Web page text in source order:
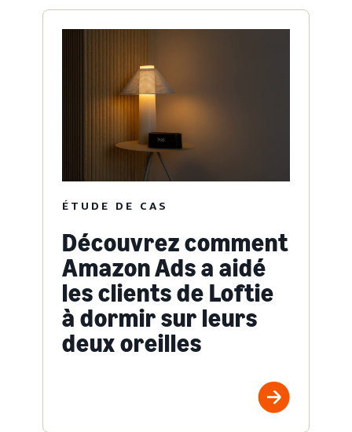
ÉTUDE DE CAS
Découvrez comment
Amazon Ads a aidé
les clients de Loftie
à dormir sur leurs
deux oreilles